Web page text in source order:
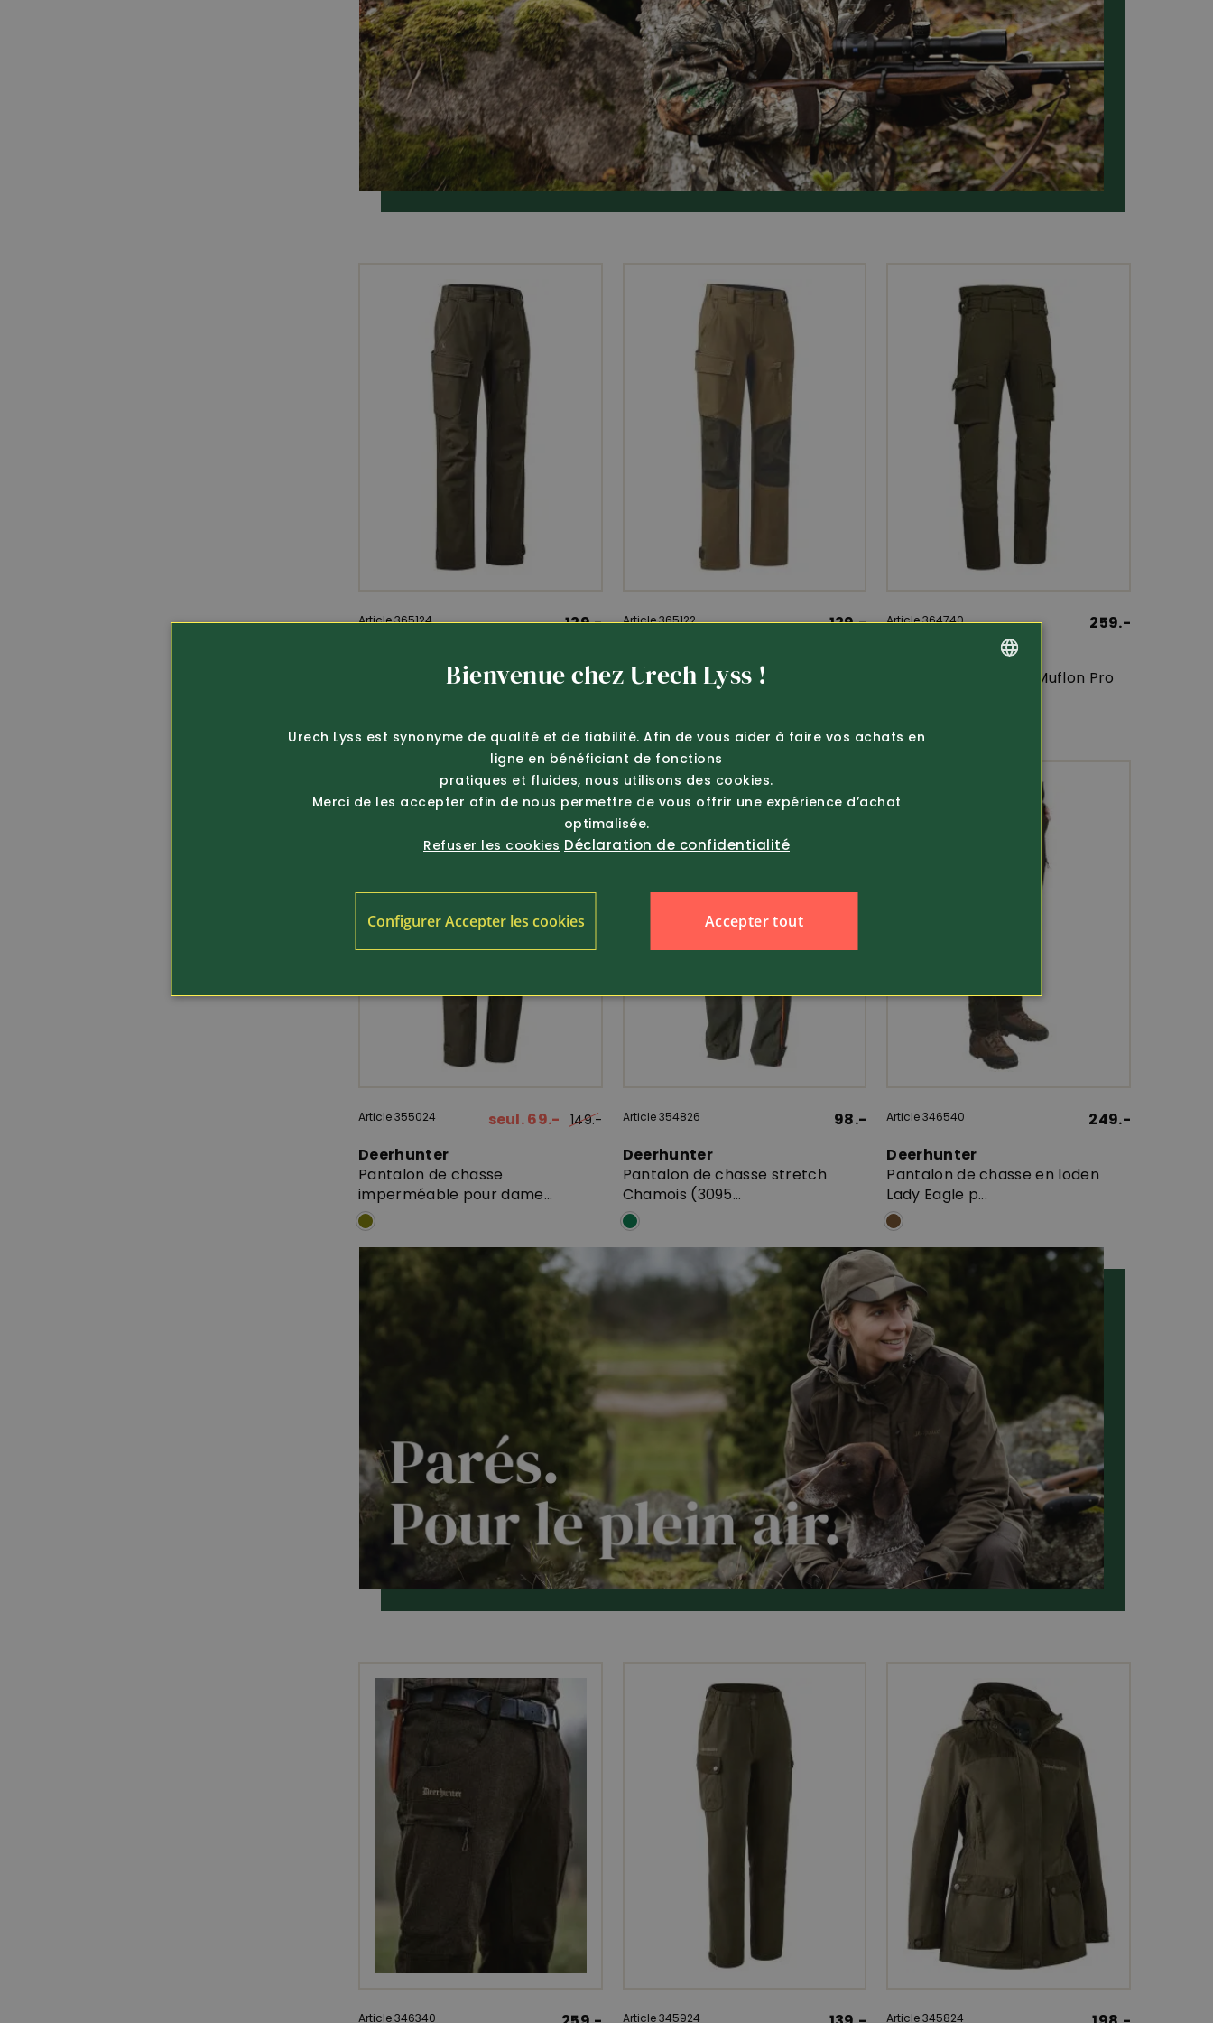
Article 365124
129.-
Pantalon de chasse stretch
Article 365122
129.-
Pantalon de chasse stretch
Article 364740
259.-
Pantalon de chasse Muflon Pro
Article 355024 seul. 69.- 149.-
Deerhunter
Pantalon de chasse
imperméable pour dame...
Article 354826
98.-
Deerhunter
Pantalon de chasse stretch
Chamois (3095...
Article 346540
249.-
Deerhunter
Pantalon de chasse en loden
Lady Eagle p...
Article 346340 Article 345924 Article 345824
Bienvenue chez Urech Lyss !
Urech Lyss est synonyme de qualité et de fiabilité. Afin de vous aider à faire vos achats en
ligne en bénéficiant de fonctions
pratiques et fluides, nous utilisons des cookies.
Merci de les accepter afin de nous permettre de vous offrir une expérience d’achat
optimalisée.
Refuser les cookies Déclaration de confidentialité
Accepter tout
Configurer Accepter les cookies